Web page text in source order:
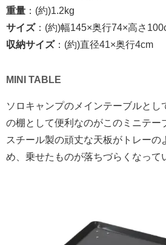
重量 ：(約)1.2kg
サイズ：(約)幅145×奥行74×高さ
収納サイズ：(約)直径41×奥行4cm
MINI TABLE
ソロキャンプのメインテーブルとし
の棚として便利なのがこのミニテー
スチール製の頑丈な天板がトレーの
め、乗せたものが落ちづらくなって